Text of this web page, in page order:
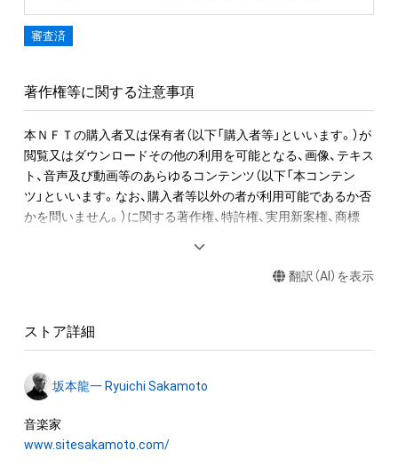
●NFT作品名と音の説明
NFT作品名の冒頭に付加された、前半の数字が楽譜の何小節目
坂本龍一」の場合は、1小節目の1音目のNFTを表す。
音源に関しては下記法則に沿っています。
1. 該当音の切り出しは、右手のトップノートが基準です。
2. 音終わりが欠けてしまう該当音については、2小節分の長さで
書き出しています。
3. 各小節のラストノート（最後の1音）は、次の小節に渡って音が
響いています。切り出した音を小節内の楽譜と同じ正しい位置
WAVデータでは位置を調整し、1秒前に配置しています。
“Merry Christmas Mr. Lawrence” by Ryuichi Sakamoto
One of Ryuichi Sakamoto’s signature pieces, “Merry
Christmas Mr. Lawrence - 2021”, was recorded at Bunkamura
Studio in Tokyo on July 30th, 2021, while fighting against
illness, his only recording of this work in 2021. The 595 music
審査済
著作権等に関する注意事項
本ＮＦＴの購入者又は保有者（以下「購入者等」といいます。）が
閲覧又はダウンロードその他の利用を可能となる、画像、テキス
ト、音声及び動画等のあらゆるコンテンツ（以下「本コンテン
ツ」といいます。なお、購入者等以外の者が利用可能であるか否
かを問いません。）に関する著作権、特許権、実用新案権、商標
冬舎に留保されます。すなわち、本ＮＦＴ又は本コンテンツに
けることを意味しません。
したがって、本ＮＦＴ等の保有者であっても、本コンテンツの権
利者である坂本龍一及び株式会社幻冬舎（またはこれらの者の
承継人若しくは管理委託先）から別途の承諾を得ずに、個人によ
る閲覧の範囲を超えた利用、商用利用その他の法律上権利者の
翻訳（AI）を表示
ストア詳細
坂本龍一 Ryuichi Sakamoto
www.sitesakamoto.com/